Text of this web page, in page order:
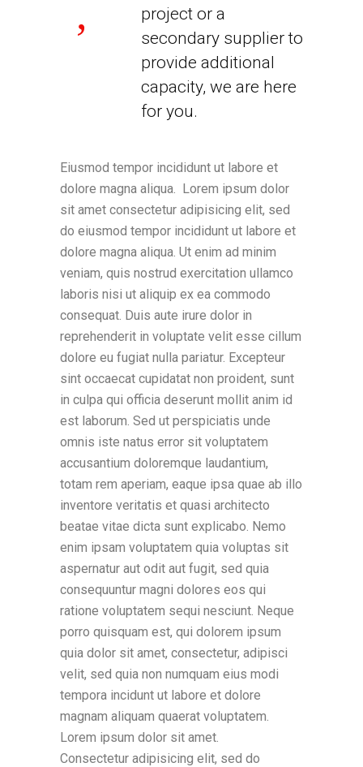
project or a
secondary supplier to
provide additional
capacity, we are here
for you.
Eiusmod tempor incididunt ut labore et
dolore magna aliqua. Lorem ipsum dolor
sit amet consectetur adipisicing elit, sed
do eiusmod tempor incididunt ut labore et
dolore magna aliqua. Ut enim ad minim
veniam, quis nostrud exercitation ullamco
laboris nisi ut aliquip ex ea commodo
consequat. Duis aute irure dolor in
reprehenderit in voluptate velit esse cillum
dolore eu fugiat nulla pariatur. Excepteur
sint occaecat cupidatat non proident, sunt
in culpa qui officia deserunt mollit anim id
est laborum. Sed ut perspiciatis unde
omnis iste natus error sit voluptatem
accusantium doloremque laudantium,
totam rem aperiam, eaque ipsa quae ab illo
inventore veritatis et quasi architecto
beatae vitae dicta sunt explicabo. Nemo
enim ipsam voluptatem quia voluptas sit
aspernatur aut odit aut fugit, sed quia
consequuntur magni dolores eos qui
ratione voluptatem sequi nesciunt. Neque
porro quisquam est, qui dolorem ipsum
quia dolor sit amet, consectetur, adipisci
velit, sed quia non numquam eius modi
tempora incidunt ut labore et dolore
magnam aliquam quaerat voluptatem.
Lorem ipsum dolor sit amet.
Consectetur adipisicing elit, sed do